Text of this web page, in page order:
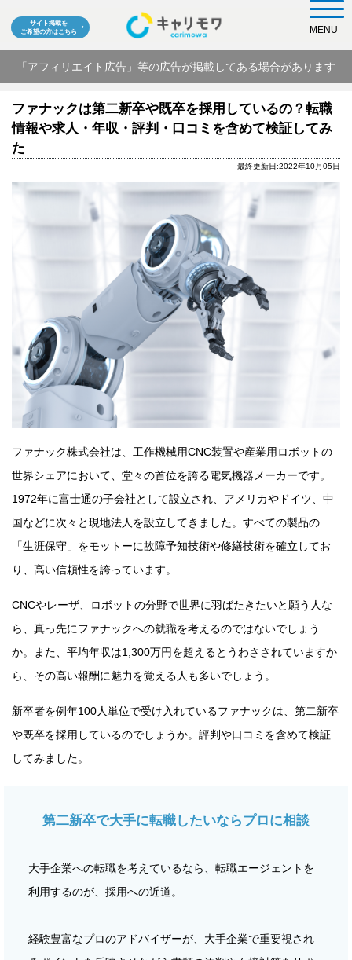
サイト掲載を
ご希望の方はこちら
「アフィリエイト広告」等の広告が掲載してある場合があります
MENU
ファナックは第二新卒や既卒を採用しているの？転職
情報や求人・年収・評判・口コミを含めて検証してみ
た
最終更新日:2022年10月05日
ファナック株式会社は、工作機械用CNC装置や産業用ロボットの
世界シェアにおいて、堂々の首位を誇る電気機器メーカーです。
1972年に富士通の子会社として設立され、アメリカやドイツ、中
国などに次々と現地法人を設立してきました。すべての製品の
「生涯保守」をモットーに故障予知技術や修繕技術を確立してお
り、高い信頼性を誇っています。
CNCやレーザ、ロボットの分野で世界に羽ばたきたいと願う人な
ら、真っ先にファナックへの就職を考えるのではないでしょう
か。また、平均年収は1,300万円を超えるとうわさされていますか
ら、その高い報酬に魅力を覚える人も多いでしょう。
新卒者を例年100人単位で受け入れているファナックは、第二新卒
や既卒を採用しているのでしょうか。評判や口コミを含めて検証
してみました。
第二新卒で大手に転職したいならプロに相談
大手企業への転職を考えているなら、転職エージェントを
利用するのが、採用への近道。
経験豊富なプロのアドバイザーが、大手企業で重要視され